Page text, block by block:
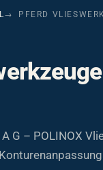
PFERD
G – POLINOX